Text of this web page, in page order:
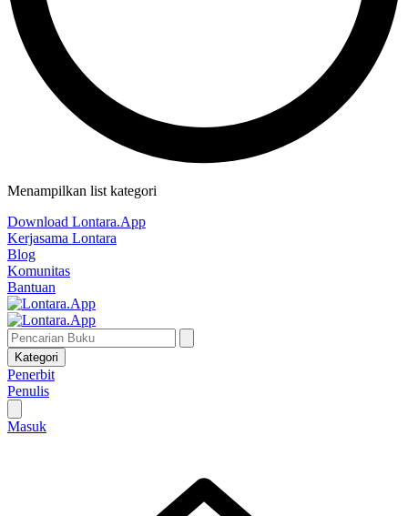
Menampilkan list kategori
Download Lontara.App
Kerjasama Lontara
Blog
Komunitas
Bantuan
Kategori
Penerbit
Penulis
Masuk